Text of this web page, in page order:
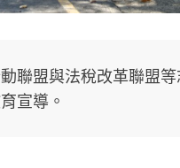
聯盟與法稅改革聯盟
宣導。